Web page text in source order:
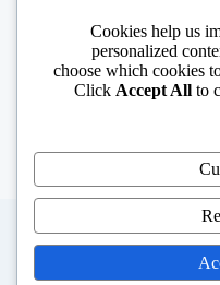
Save my name,
الإغاثة الإنسانية
Cookies help us
personalized
choose which cookies
Click Accept All to